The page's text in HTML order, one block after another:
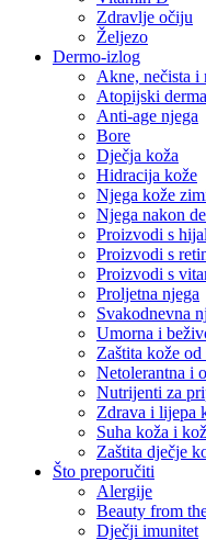
Zdravlje očiju
Željezo
Dermo-izlog
Akne, nečista i
Atopijski
Anti-age njega
Bore
Dječja koža
Hidracija kože
Njega kože
Njega nakon
Proizvodi s
Proizvodi s
Proizvodi s
Proljetna njega
Svakodnevna
Umorna i
Zaštita kože od
Netolerantna i
Nutrijenti za
Zdrava i lijepa
Suha koža i
Zaštita dječje
Što preporučiti
Alergije
Beauty from
Dječji imunitet